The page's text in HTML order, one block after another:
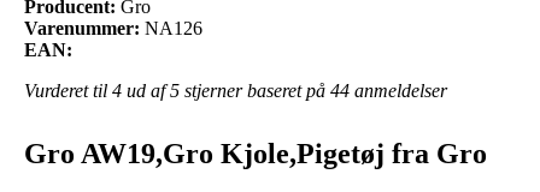
Producent: Gro
Varenummer: NA126
EAN:
Vurderet til 4 ud af 5 stjerner baseret på 44 anmeldelser
Gro AW19,Gro Kjole,Pigetøj fra Gro